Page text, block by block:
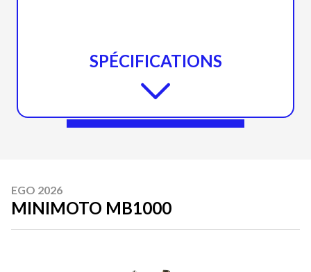
SPÉCIFICATIONS
EGO 2026
MINIMOTO MB1000